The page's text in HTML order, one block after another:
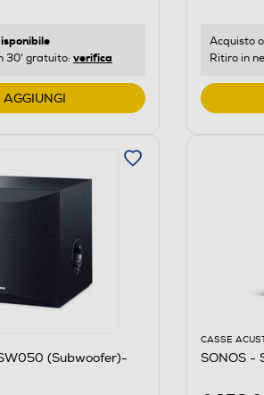
30' gratuito: verifica
AGGIUNGI
Acquisto
Ritiro in
(Subwoofer)-
CASSE
SONOS -